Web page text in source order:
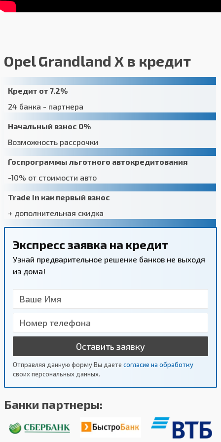
Пакет "Winter Options": ThermaTec - лобовое
Окраска кузова "перламутр" — 25 000 руб.
Окраска кузова металлик — 18 000 руб.
Opel Grandland X в кредит
Кредит от 7.2%
24 банка - партнера
Начальный взнос 0%
Возможность рассрочки
Госпрограммы льготного автокредитования
-10% от стоимости авто
Trade In как первый взнос
+ дополнительная скидка
Экспресс заявка на кредит
Узнай предварительное решение банков не выходя
из дома!
Оставить заявку
Отправляя данную форму Вы даете согласие на обработку
своих персональных данных.
Банки партнеры: